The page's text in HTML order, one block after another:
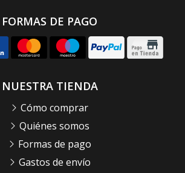
FORMAS DE PAGO
NUESTRA TIENDA
Cómo comprar
Quiénes somos
Formas de pago
Gastos de envío